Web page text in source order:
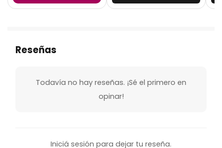
Reseñas
Todavía no hay reseñas. ¡Sé el primero en
opinar!
Iniciá sesión para dejar tu reseña.